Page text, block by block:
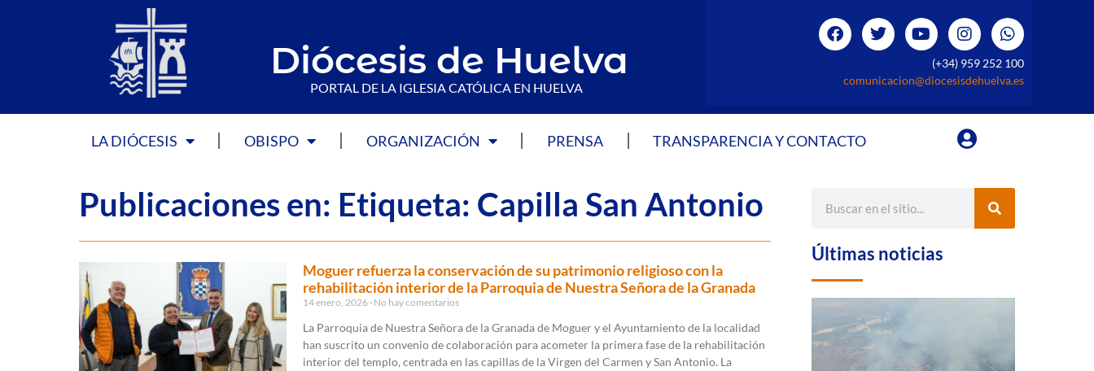
Diócesis de Huelva
PORTAL DE LA IGLESIA CATÓLICA EN HUELVA
(+34) 959 252 100
comunicacion@diocesisdehuelva.es
LA DIÓCESIS OBISPO ORGANIZACIÓN PRENSA TRANSPARENCIA Y CONTACTO
Publicaciones en: Etiqueta: Capilla San Antonio
Moguer refuerza la conservación de su patrimonio religioso con la
rehabilitación interior de la Parroquia de Nuestra Señora de la Granada
14 enero, 2026 No hay comentarios
La Parroquia de Nuestra Señora de la Granada de Moguer y el Ayuntamiento de la localidad
han suscrito un convenio de colaboración para acometer la primera fase de la rehabilitación
interior del templo, centrada en las capillas de la Virgen del Carmen y San Antonio. La
Últimas noticias